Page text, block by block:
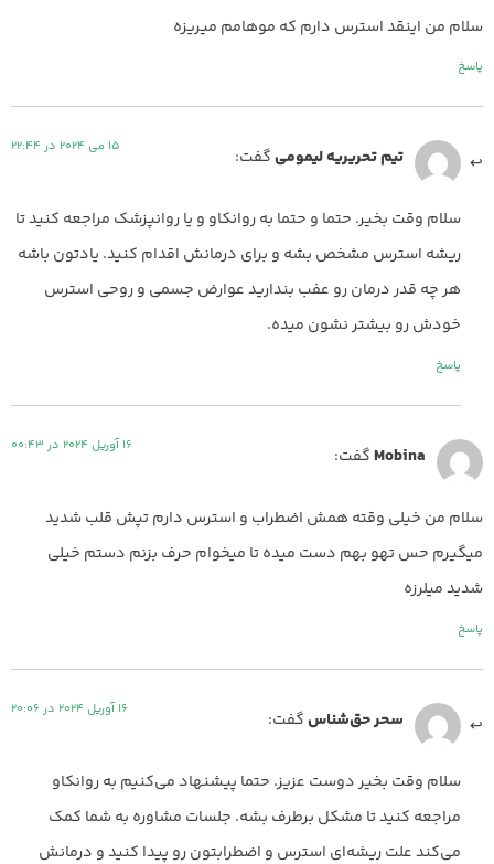
سلام من اینقد استرس دارم که موهامم میریزه
پاسخ
تیم تحریریه لیمومیگفت: 15 می 2024 در 22:44
سلام وقت بخیر. حتما و حتما به روانکاو و یا روانپزشک مراجعه کنید تا
ریشه استرس مشخص بشه و برای درمانش اقدام کنید. یادتون باشه
هر چه قدر درمان رو عفب بندارید عوارض جسمی و روحی استرس
خودش رو بیشتر نشون میده.
پاسخ
Mobinaگفت: 16 آوریل 2024 در 00:43
سلام من خیلی وقته همش اضطراب و استرس دارم تپش قلب شدید
میگیرم حس تهو بهم دست میده تا میخوام حرف بزنم دستم خیلی
شدید میلرزه
پاسخ
سحر حق‌شناسگفت: 16 آوریل 2024 در 20:06
سلام وقت بخیر دوست عزیز. حتما پیشنهاد می‌کنیم به روانکاو
مراجعه کنید تا مشکل برطرف بشه. جلسات مشاوره به شما کمک
می‌کند علت ریشه‌ای استرس و اضطرابتون رو پیدا کنید و درمانش